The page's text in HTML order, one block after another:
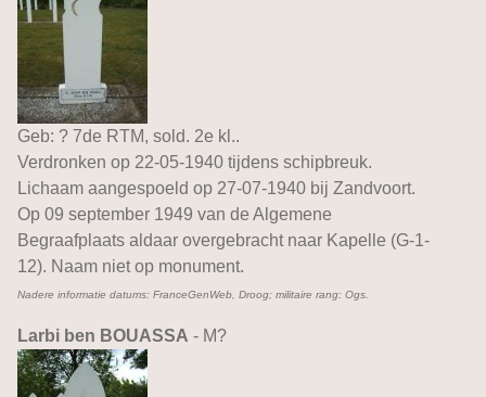
Geb: ? 7de RTM, sold. 2e kl..
Verdronken op 22-05-1940 tijdens schipbreuk.
Lichaam aangespoeld op 27-07-1940 bij Zandvoort.
Op 09 september 1949 van de Algemene
Begraafplaats aldaar overgebracht naar Kapelle (G-1-
12). Naam niet op monument.
Nadere informatie datums: FranceGenWeb, Droog; militaire rang: Ogs.
Larbi ben BOUASSA - M?